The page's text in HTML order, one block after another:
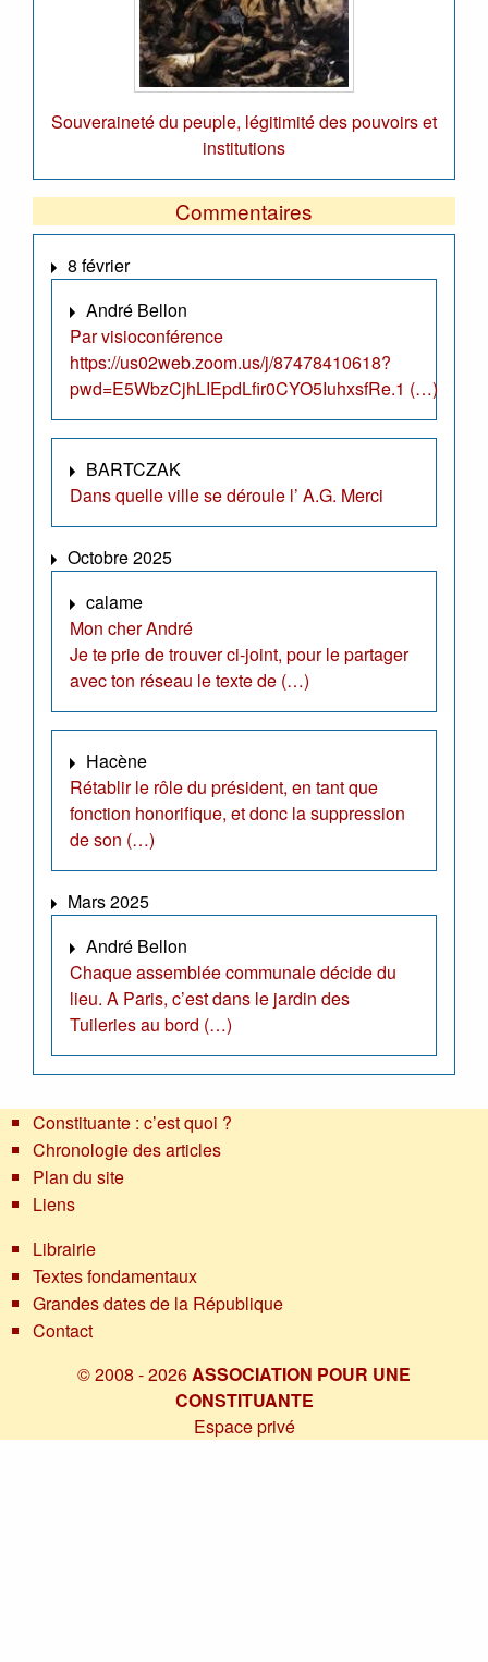
Souveraineté du peuple, légitimité des pouvoirs et
institutions
Commentaires
8 février
André Bellon
Par visioconférence
https://us02web.zoom.us/j/87478410618?
pwd=E5WbzCjhLIEpdLfir0CYO5IuhxsfRe.1 (…)
BARTCZAK
Dans quelle ville se déroule l’ A.G. Merci
Octobre 2025
calame
Mon cher André
Je te prie de trouver ci-joint, pour le partager
avec ton réseau le texte de (…)
Hacène
Rétablir le rôle du président, en tant que
fonction honorifique, et donc la suppression
de son (…)
Mars 2025
André Bellon
Chaque assemblée communale décide du
lieu. A Paris, c’est dans le jardin des
Tuileries au bord (…)
Constituante : c’est quoi ?
Chronologie des articles
Plan du site
Liens
Librairie
Textes fondamentaux
Grandes dates de la République
Contact
© 2008 - 2026ASSOCIATION POUR UNE
CONSTITUANTE
Espace privé